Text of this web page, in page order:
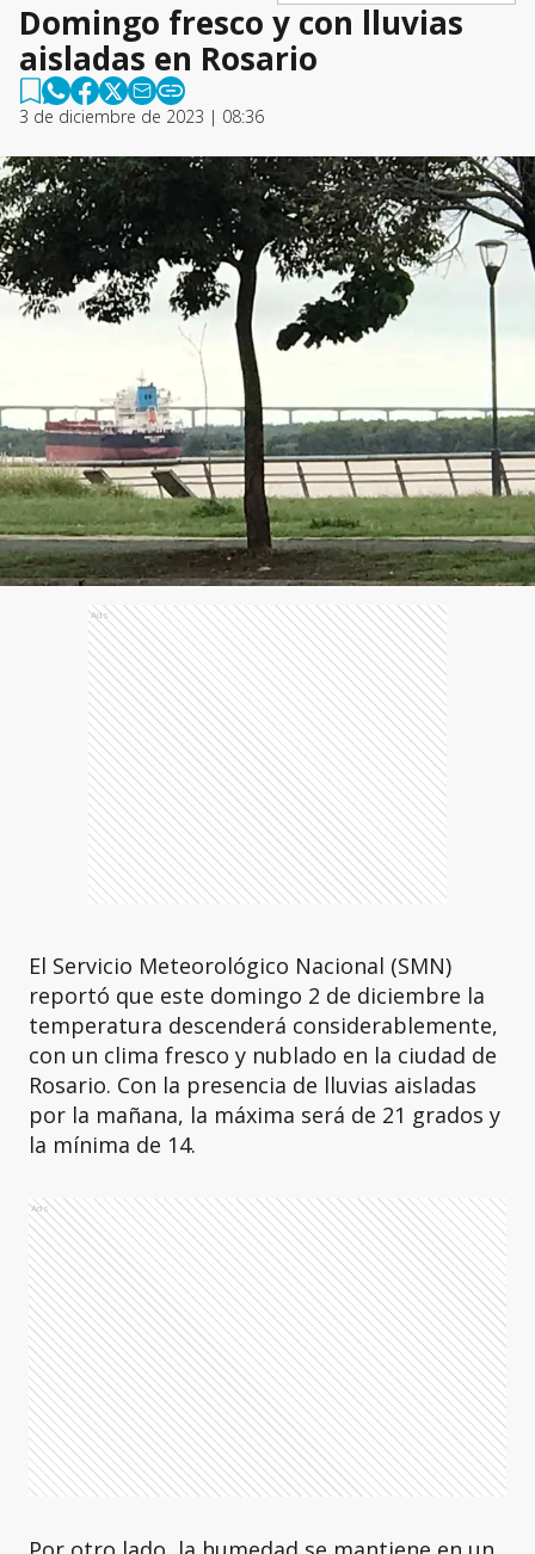
Domingo fresco y con lluvias
aisladas en Rosario
3 de diciembre de 2023 | 08:36
Ads
El Servicio Meteorológico Nacional (SMN)
reportó que este domingo 2 de diciembre la
temperatura descenderá considerablemente,
con un clima fresco y nublado en la ciudad de
Rosario. Con la presencia de lluvias aisladas
por la mañana, la máxima será de 21 grados y
la mínima de 14.
Ads